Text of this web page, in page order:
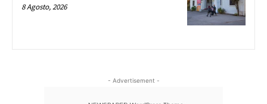
8 Agosto, 2026
- Advertisement -